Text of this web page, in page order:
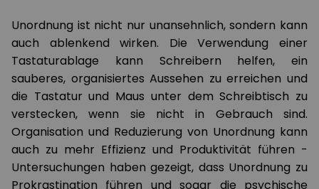
Unordnung ist nicht nur unansehnlich, sondern kann
auch ablenkend wirken. Die Verwendung einer
Tastaturablage kann Schreibern helfen, ein
sauberes, organisiertes Aussehen zu erreichen und
die Tastatur und Maus unter dem Schreibtisch zu
verstecken, wenn sie nicht in Gebrauch sind.
Organisation und Reduzierung von Unordnung kann
auch zu mehr Effizienz und Produktivität führen -
Untersuchungen haben gezeigt, dass Unordnung zu
Prokrastination führen und sogar die psychische